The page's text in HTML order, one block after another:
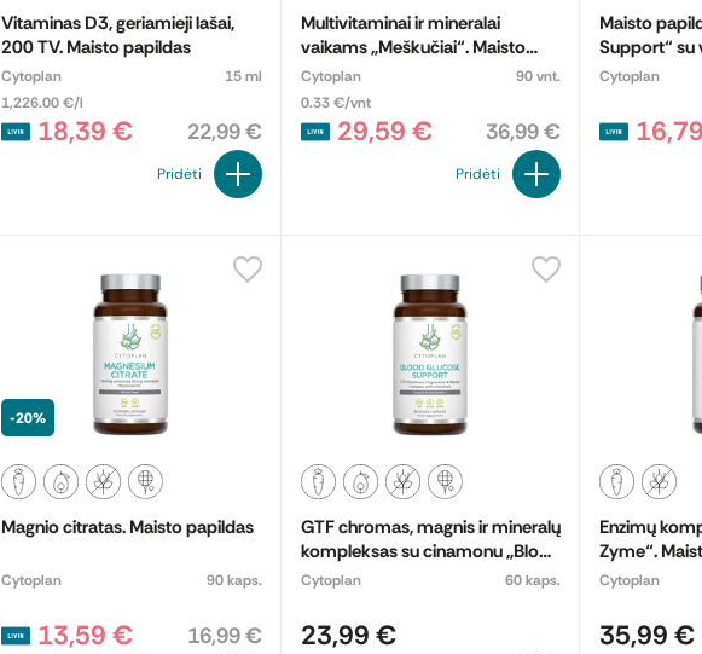
Vitaminas D3, geriamieji lašai,
200 TV. Maisto papildas
Cytoplan
15 ml
1,226.00 €/l
18,39 € 22,99 €
Pridėti
Multivitaminai ir mineralai
vaikams „Meškučiai“. Maisto
papildas
Cytoplan
90 vnt.
0.33 €/vnt
29,59 € 36,99 €
Pridėti
Maisto
Support“ su
Cytoplan
-20%
Magnio citratas. Maisto papildas
Cytoplan 90 kaps.
13,59 € 16,99 €
GTF chromas, magnis ir mineralų
kompleksas su cinamonu „Blood
Glucose Support“. Maisto
Cytoplan 60 kaps.
23,99 €
Enzimų
Zyme“.
Cytoplan
35,99 €